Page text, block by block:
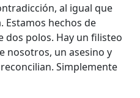
al igual que
Estamos hechos de
dos polos. Hay un filisteo
nosotros, un asesino y
Simplemente